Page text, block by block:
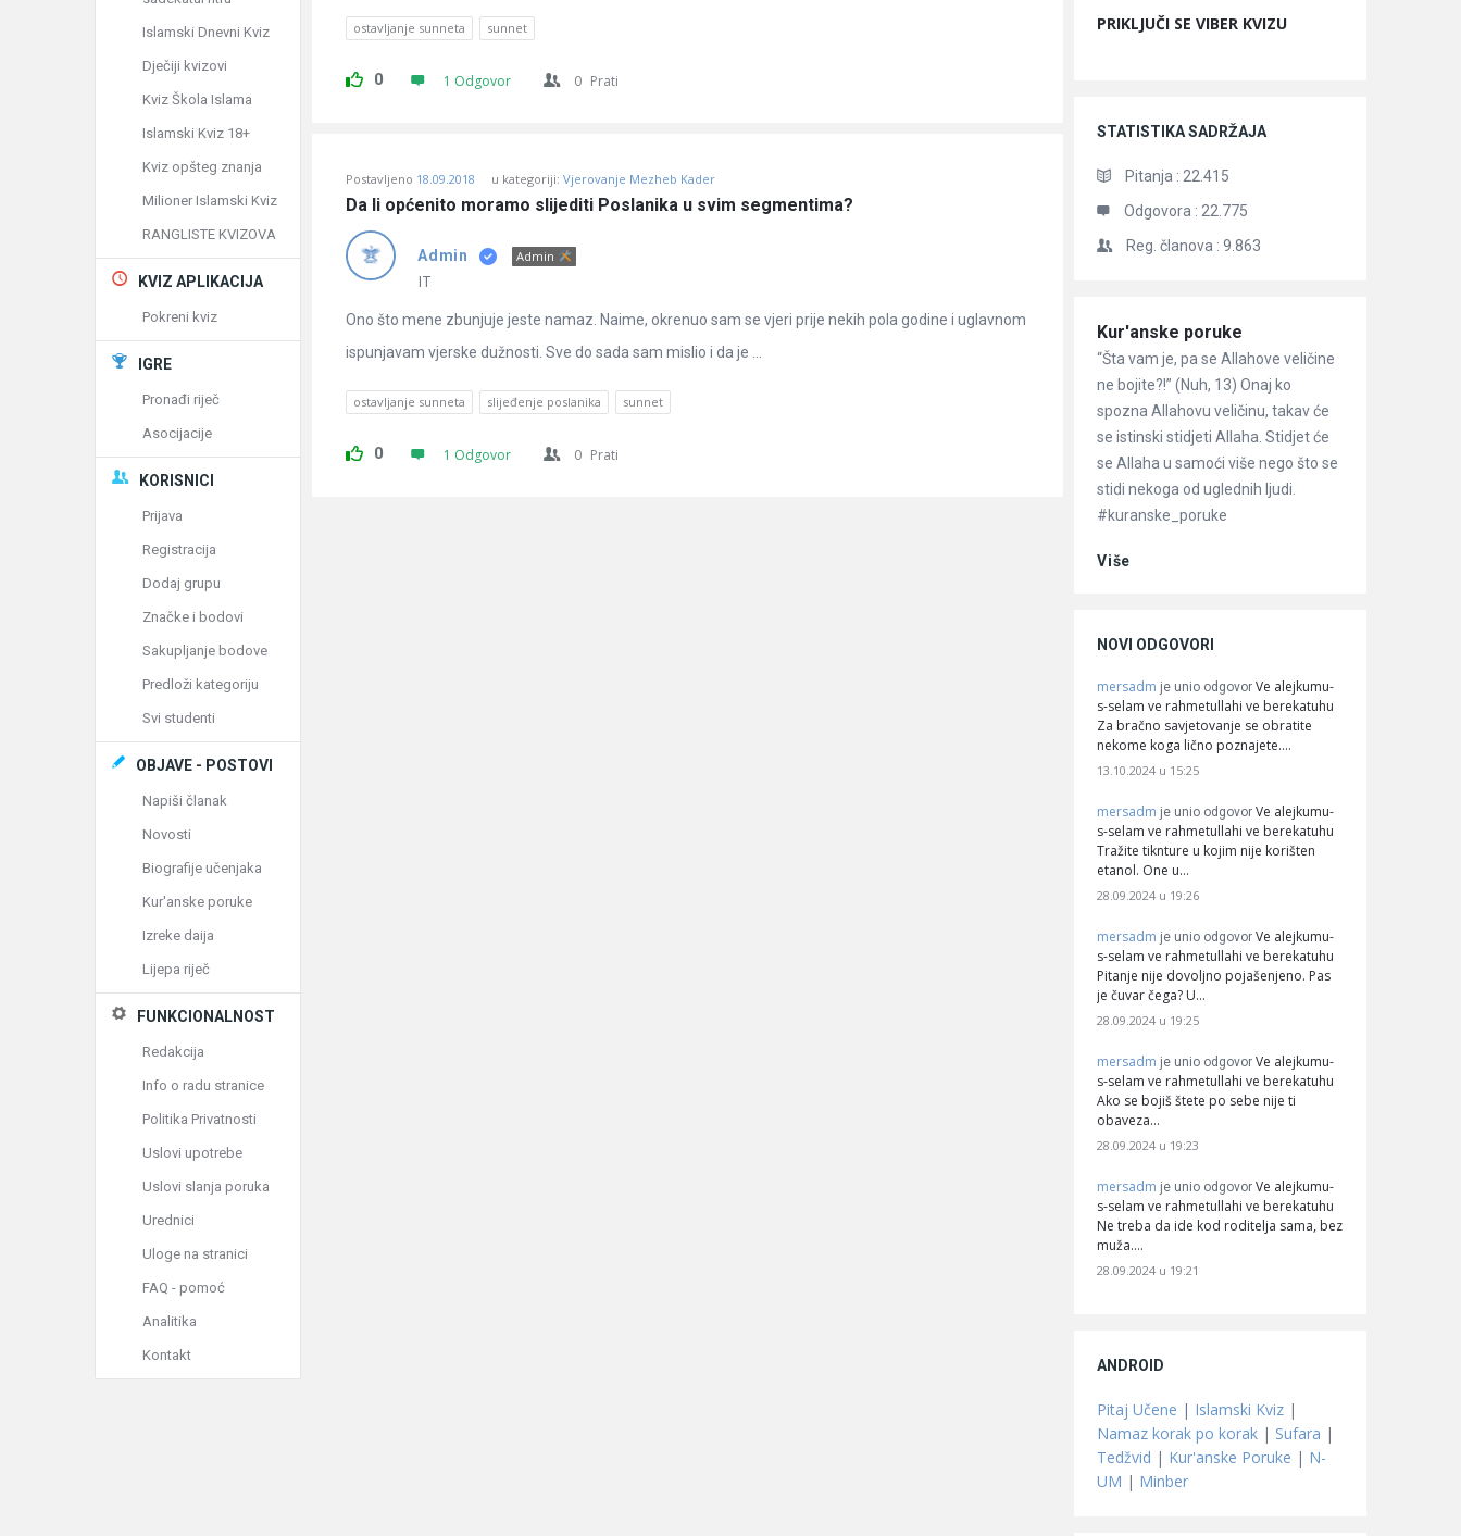
ostavljanje sunneta sunnet
0 1 Odgovor 0 Prati
Postavljeno 18.09.2018 u kategoriji: Vjerovanje Mezheb Kader
Da li općenito moramo slijediti Poslanika u svim segmentima?
Admin Admin
IT
Ono što mene zbunjuje jeste namaz. Naime, okrenuo sam se vjeri prije nekih pola godine i uglavnom
ispunjavam vjerske dužnosti. Sve do sada sam mislio i da je ...
ostavljanje sunneta slijeđenje poslanika sunnet
0 1 Odgovor 0 Prati
PRIKLJUČI SE VIBER KVIZU
STATISTIKA SADRŽAJA
Pitanja : 22.415
Odgovora : 22.775
Reg. članova : 9.863
Članci
Kur'anske poruke
“Šta vam je, pa se Allahove veličine
ne bojite?!” (Nuh, 13) Onaj ko
spozna Allahovu veličinu, takav će
se istinski stidjeti Allaha. Stidjet će
se Allaha u samoći više nego što se
stidi nekoga od uglednih ljudi.
#kuranske_poruke
Više
NOVI ODGOVORI
mersadm je unio odgovor Ve alejkumu-
s-selam ve rahmetullahi ve berekatuhu
Za bračno savjetovanje se obratite
nekome koga lično poznajete.…
13.10.2024 u 15:25
mersadm je unio odgovor Ve alejkumu-
s-selam ve rahmetullahi ve berekatuhu
Tražite tiknture u kojim nije korišten
etanol. One u…
28.09.2024 u 19:26
mersadm je unio odgovor Ve alejkumu-
s-selam ve rahmetullahi ve berekatuhu
Pitanje nije dovoljno pojašenjeno. Pas
je čuvar čega? U…
28.09.2024 u 19:25
mersadm je unio odgovor Ve alejkumu-
s-selam ve rahmetullahi ve berekatuhu
Ako se bojiš štete po sebe nije ti
obaveza…
28.09.2024 u 19:23
mersadm je unio odgovor Ve alejkumu-
s-selam ve rahmetullahi ve berekatuhu
Ne treba da ide kod roditelja sama, bez
muža.…
28.09.2024 u 19:21
ANDROID
Pitaj Učene | Islamski Kviz |
Namaz korak po korak | Sufara |
Tedžvid | Kur'anske Poruke | N-
UM | Minber
Islamski Dnevni Kviz
Dječiji kvizovi
Kviz Škola Islama
Islamski Kviz 18+
Kviz opšteg znanja
Milioner Islamski Kviz
RANGLISTE KVIZOVA
KVIZ APLIKACIJA
Pokreni kviz
IGRE
Pronađi riječ
Asocijacije
KORISNICI
Prijava
Registracija
Dodaj grupu
Značke i bodovi
Sakupljanje bodove
Predloži kategoriju
Svi studenti
OBJAVE - POSTOVI
Napiši članak
Novosti
Biografije učenjaka
Kur'anske poruke
Izreke daija
Lijepa riječ
FUNKCIONALNOST
Redakcija
Info o radu stranice
Politika Privatnosti
Uslovi upotrebe
Uslovi slanja poruka
Urednici
Uloge na stranici
FAQ - pomoć
Analitika
Kontakt